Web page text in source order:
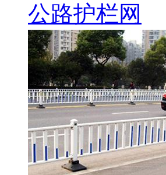
公路护栏网